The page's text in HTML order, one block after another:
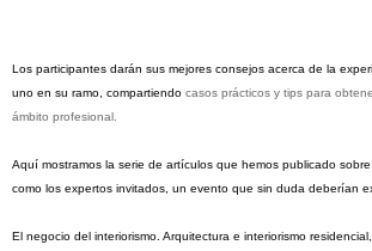
Los participantes darán sus mejores consejos acerca de la
uno en su ramo, compartiendo casos prácticos y tips para
ámbito profesional.
Aquí mostramos la serie de artículos que hemos publicado
como los expertos invitados, un evento que sin duda deberían
El negocio del interiorismo. Arquitectura e interiorismo